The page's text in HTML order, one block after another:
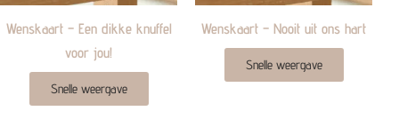
Wenskaart – Een dikke knuffel
voor jou!
Snelle weergave
Wenskaart – Nooit uit ons hart
Snelle weergave